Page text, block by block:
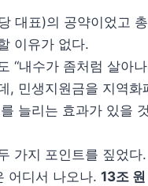
대표)의 공약이었고
이유가 없다.
“내수가 좀처럼 살아
, 민생지원금을 지역화
늘리는 효과가 있을
가지 포인트를 짚었다.
어디서 나오나. 13조 원